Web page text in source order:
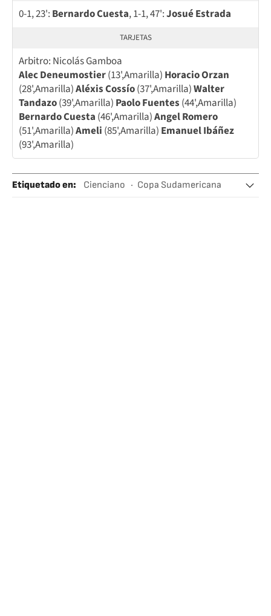
0-1, 23': Bernardo Cuesta, 1-1, 47':Josué Estrada
TARJETAS
Arbitro: Nicolás Gamboa
Alec Deneumostier(13',Amarilla) Horacio Orzan
(28',Amarilla)Aléxis Cossío(37',Amarilla)Walter
Tandazo(39',Amarilla) Paolo Fuentes (44',Amarilla)
Bernardo Cuesta (46',Amarilla)Angel Romero
(51',Amarilla)Ameli (85',Amarilla) Emanuel Ibáñez
(93',Amarilla)
Etiquetado en: Cienciano
Copa Sudamericana